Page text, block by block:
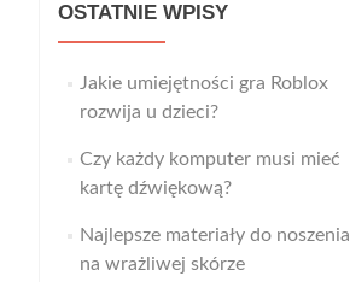
OSTATNIE WPISY
Jakie umiejętności gra Roblox
rozwija u dzieci?
Czy każdy komputer musi mieć
kartę dźwiękową?
Najlepsze materiały do noszenia
na wrażliwej skórze